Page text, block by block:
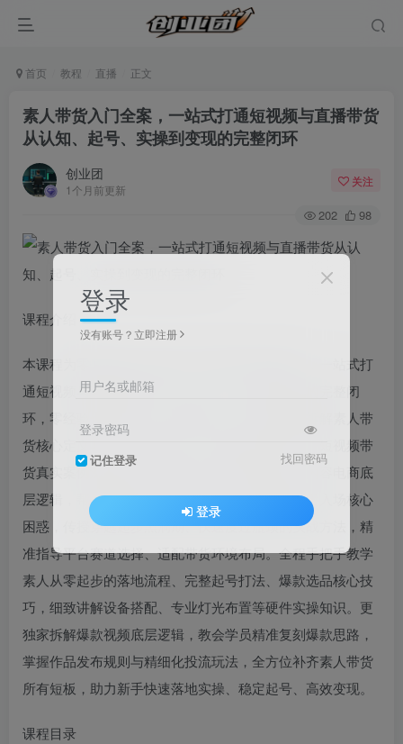
首页 教程 直播 正文
素人带货入门全案，一站式打通短视频与直播带货
从认知、起号、实操到变现的完整闭环
创业团
1个月前更新
关注
202 98
课程介绍
本课程为零基础素人量身打造全套带货实操体系，一站式打
通短视频与直播带货从认知、起号、实操到变现的完整闭
环，零经验也能轻松入门电商赛道。课程先清晰拆解素人带
货核心定义与多元变现路径，结合各类优质直播、短视频带
货真实案例深度复盘，详解素人专属带货模式与内容电商底
层逻辑，帮学员彻底摸清行业规则。同时解答新手入场核心
困惑，传授穿越起步黑洞期、快速度过瓶颈的实战方法，精
准指导平台赛道选择、适配带货环境布局。全程手把手教学
素人从零起步的落地流程、完整起号打法、爆款选品核心技
巧，细致讲解设备搭配、专业灯光布置等硬件实操知识。更
独家拆解爆款视频底层逻辑，教会学员精准复刻爆款思路，
掌握作品发布规则与精细化投流玩法，全方位补齐素人带货
所有短板，助力新手快速落地实操、稳定起号、高效变现。
课程目录
登录
没有账号？立即注册
用户名或邮箱
登录密码
记住登录 找回密码
登录